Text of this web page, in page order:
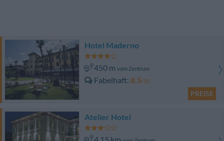
Hotel Maderno
450 m vom Zentrum
Fabelhaft 8.5/10
PREISE
Atelier Hotel